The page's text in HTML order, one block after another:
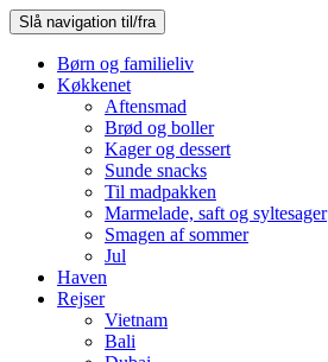
Slå navigation til/fra
Børn og familieliv
Køkkenet
Aftensmad
Brød og boller
Kager og dessert
Sunde snacks
Til madpakken
Marmelade, saft og syltesager
Smagen af sommer
Jul
Haven
Rejser
Vietnam
Bali